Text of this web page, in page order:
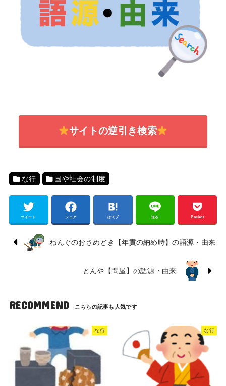
サイトの逆引き検索
な行 国や社会の制度
ツイート シェア はてブ 送る Pocket
ねんぐのおさめどき【年貢の納め時】の語源・由来
とんや【問屋】の語源・由来
RECOMMEND
な行 な行